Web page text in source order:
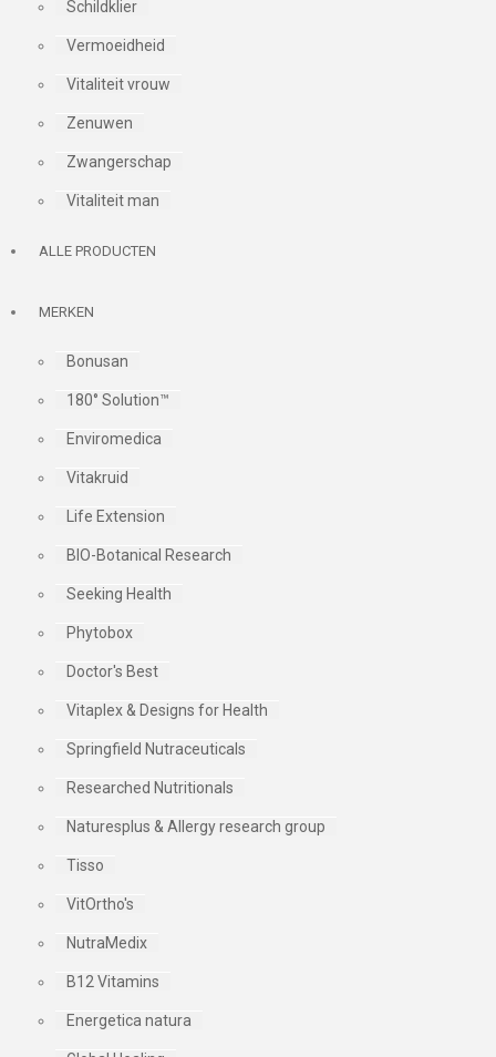
Schildklier
Vermoeidheid
Vitaliteit vrouw
Zenuwen
Zwangerschap
Vitaliteit man
ALLE PRODUCTEN
MERKEN
Bonusan
180° Solution™
Enviromedica
Vitakruid
Life Extension
BIO-Botanical Research
Seeking Health
Phytobox
Doctor's Best
Vitaplex & Designs for Health
Springfield Nutraceuticals
Researched Nutritionals
Naturesplus & Allergy research group
Tisso
VitOrtho's
NutraMedix
B12 Vitamins
Energetica natura